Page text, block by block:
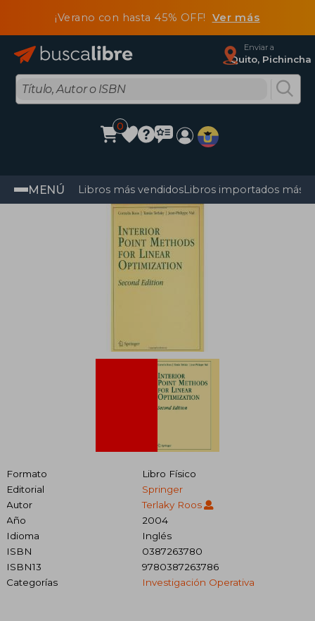
¡Verano con hasta 45% OFF! Ver más
Enviar a
Quito, Pichincha
0
MENÚ Libros más vendidosLibros importados más
Formato
Libro Físico
Editorial
Springer
Autor
Terlaky Roos
Año
2004
Idioma
Inglés
ISBN
0387263780
ISBN13
9780387263786
Categorías
Investigación Operativa